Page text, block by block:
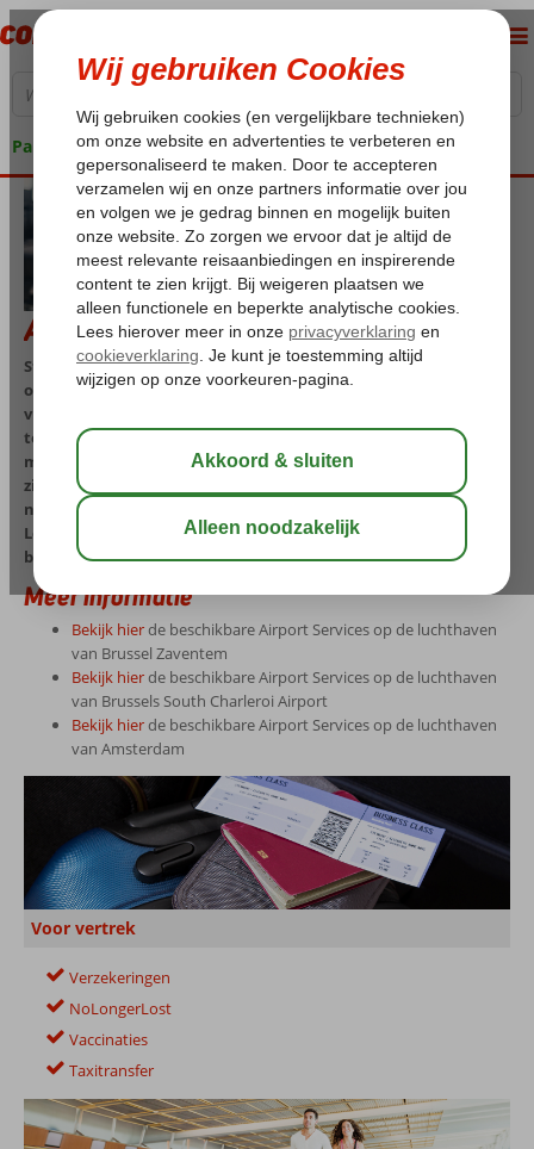
Pakketgarantie
Airport Services
Stel je voor: je stapt de luchthaven binnen en wordt meteen
ondergedompeld in comfort, gemak en beleving. Van een
vlotte fast lane tot luxe lounges, van smaakvolle restaurants
tot priority boarding — moderne luchthavens zijn allang niet
meer alleen vertrekpunten, maar complete bestemmingen op
zich. Ontdek hoe de faciliteiten op de luchthaven jouw reis
niet alleen gemakkelijker, maar ook aangenamer maken.
Lees hieronder alles over welke services er per luchthaven
beschikbaar zijn én hoe je hier gebruik van maakt.
Meer informatie
Bekijk hierde beschikbare Airport Services op de luchthaven
van Brussel Zaventem
Bekijk hierde beschikbare Airport Services op de luchthaven
van Brussels South Charleroi Airport
Bekijk hierde beschikbare Airport Services op de luchthaven
van Amsterdam
Voor vertrek
Verzekeringen
NoLongerLost
Vaccinaties
Taxitransfer